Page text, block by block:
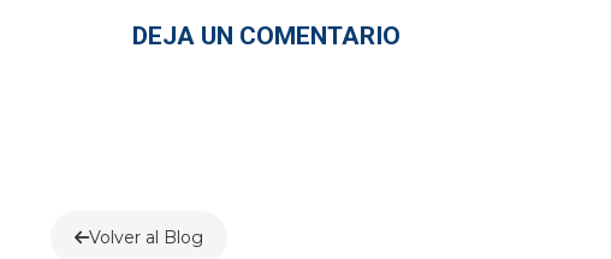
DEJA UN COMENTARIO
Volver al Blog